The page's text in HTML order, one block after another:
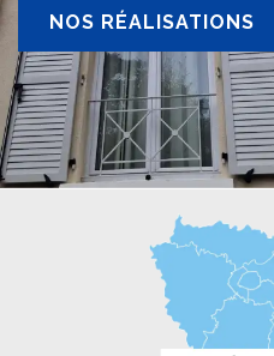
NOS RÉALISATIONS